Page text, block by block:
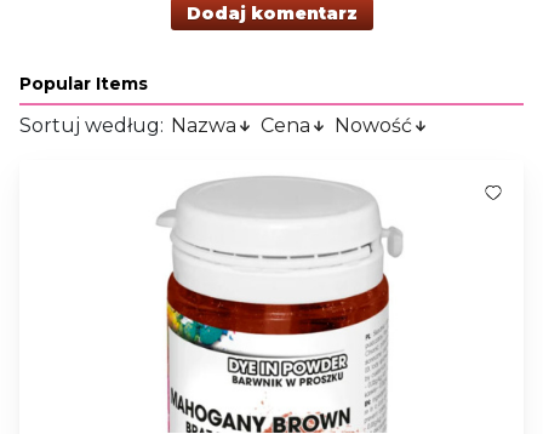
Dodaj komentarz
Popular Items
Sortuj według: Nazwa Cena Nowość